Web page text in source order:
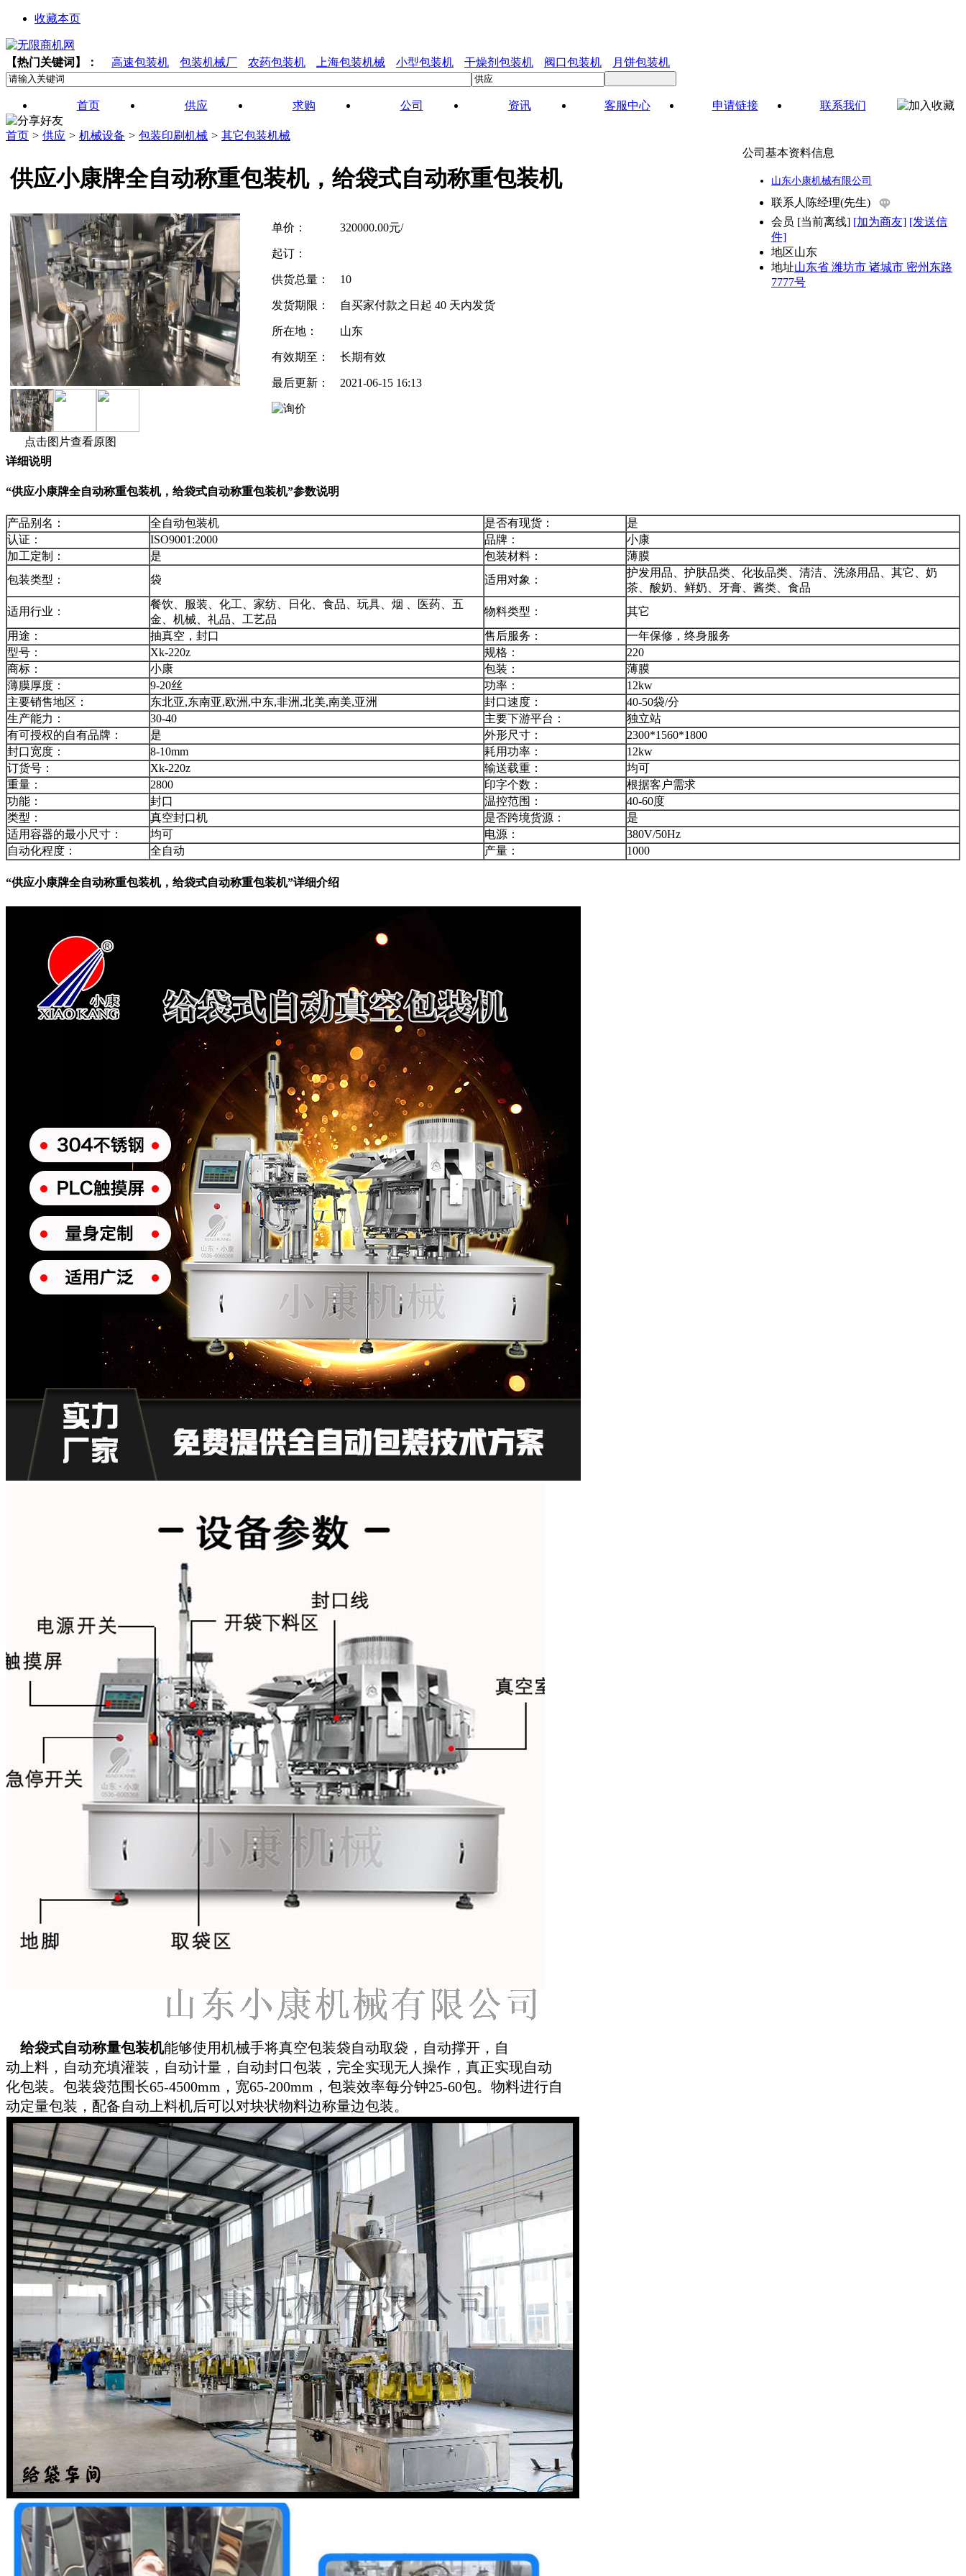
收藏本页
【热门关键词】： 高速包装机 包装机械厂 农药包装机 上海包装机械 小型包装机 干燥剂包装机 阀口包装机 月饼包装机
首页 供应 求购 公司 资讯 客服中心 申请链接 联系我们
首页 > 供应 > 机械设备 > 包装印刷机械 > 其它包装机械
供应小康牌全自动称重包装机，给袋式自动称重包装机
点击图片查看原图
单价： 320000.00元/
起订：
供货总量： 10
发货期限： 自买家付款之日起 40 天内发货
所在地： 山东
有效期至： 长期有效
最后更新： 2021-06-15 16:13
公司基本资料信息
山东小康机械有限公司
联系人 陈经理(先生)
会员 [当前离线] [加为商友] [发送信
件]
地区山东
地址山东省 潍坊市 诸城市 密州东路
7777号
详细说明
“供应小康牌全自动称重包装机，给袋式自动称重包装机”参数说明
产品别名： 全自动包装机 是否有现货：
是
认证：
ISO9001:2000 品牌：
小康
加工定制：
是 包装材料：
薄膜
包装类型：
袋 适用对象：
护发用品、护肤品类、化妆品类、清洁、洗涤用品、其它、奶
茶、酸奶、鲜奶、牙膏、酱类、食品
适用行业：
餐饮、服装、化工、家纺、日化、食品、玩具、烟 、医药、五
金、机械、礼品、工艺品
物料类型：
其它
用途：
抽真空，封口 售后服务：
一年保修，终身服务
型号：
Xk-220z 规格：
220
商标：
小康 包装：
薄膜
薄膜厚度：
9-20丝 功率：
12kw
主要销售地区：
东北亚,东南亚,欧洲,中东,非洲,北美,南美,亚洲 封口速度：
40-50袋/分
生产能力：
30-40 主要下游平台：
独立站
有可授权的自有品牌：
是 外形尺寸：
2300*1560*1800
封口宽度：
8-10mm 耗用功率：
12kw
订货号：
Xk-220z 输送载重：
均可
重量：
2800 印字个数：
根据客户需求
功能：
封口 温控范围：
40-60度
类型：
真空封口机 是否跨境货源：
是
适用容器的最小尺寸：
均可 电源：
380V/50Hz
自动化程度：
全自动 产量： 1000
“供应小康牌全自动称重包装机，给袋式自动称重包装机”详细介绍
给袋式自动称量包装机能够使用机械手将真空包装袋自动取袋，自动撑开，自
动上料，自动充填灌装，自动计量，自动封口包装，完全实现无人操作，真正实现自动
化包装。包装袋范围长65-4500mm，宽65-200mm，包装效率每分钟25-60包。物料进行自
动定量包装，配备自动上料机后可以对块状物料边称量边包装。